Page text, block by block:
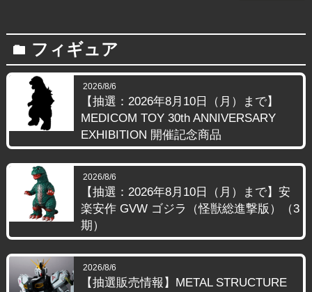
folder フィギュア
2026/8/6
【抽選：2026年8月10日（月）まで】
MEDICOM TOY 30th ANNIVERSARY
EXHIBITION 開催記念商品
2026/8/6
【抽選：2026年8月10日（月）まで】安
楽安作 GVW ゴジラ（怪獣総進撃版）（3
期）
2026/8/6
【抽選販売情報】METAL STRUCTURE